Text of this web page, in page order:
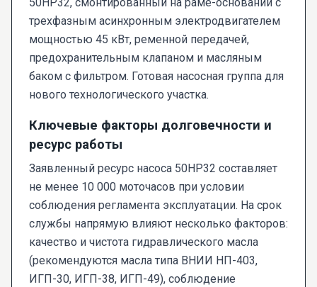
50НР32, смонтированный на раме-основании с
трехфазным асинхронным электродвигателем
мощностью 45 кВт, ременной передачей,
предохранительным клапаном и масляным
баком с фильтром. Готовая насосная группа для
нового технологического участка.
Ключевые факторы долговечности и
ресурс работы
Заявленный ресурс насоса 50НР32 составляет
не менее 10 000 моточасов при условии
соблюдения регламента эксплуатации. На срок
службы напрямую влияют несколько факторов:
качество и чистота гидравлического масла
(рекомендуются масла типа ВНИИ НП-403,
ИГП-30, ИГП-38, ИГП-49), соблюдение